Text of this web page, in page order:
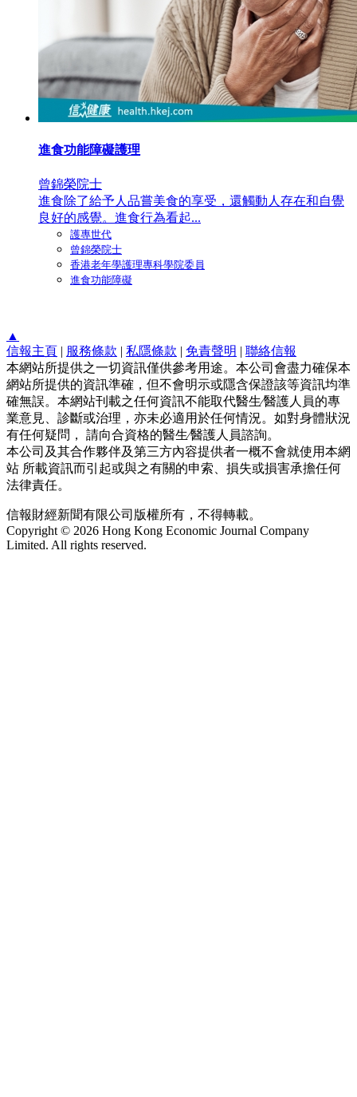
進食功能障礙護理
曾錦榮院士
進食除了給予人品嘗美食的享受，還觸動人存在和自覺
良好的感覺。進食行為看起...
護專世代
曾錦榮院士
香港老年學護理專科學院委員
進食功能障礙
▲
信報主頁 | 服務條款 | 私隱條款 | 免責聲明 | 聯絡信報
本網站所提供之一切資訊僅供參考用途。本公司會盡力確保本
網站所提供的資訊準確，但不會明示或隱含保證該等資訊均準
確無誤。本網站刊載之任何資訊不能取代醫生∕醫護人員的專
業意見、診斷或治理，亦未必適用於任何情況。如對身體狀況
有任何疑問， 請向合資格的醫生∕醫護人員諮詢。
本公司及其合作夥伴及第三方內容提供者一概不會就使用本網
站 所載資訊而引起或與之有關的申索、損失或損害承擔任何
法律責任。
信報財經新聞有限公司版權所有，不得轉載。
Copyright © 2026 Hong Kong Economic Journal Company
Limited. All rights reserved.